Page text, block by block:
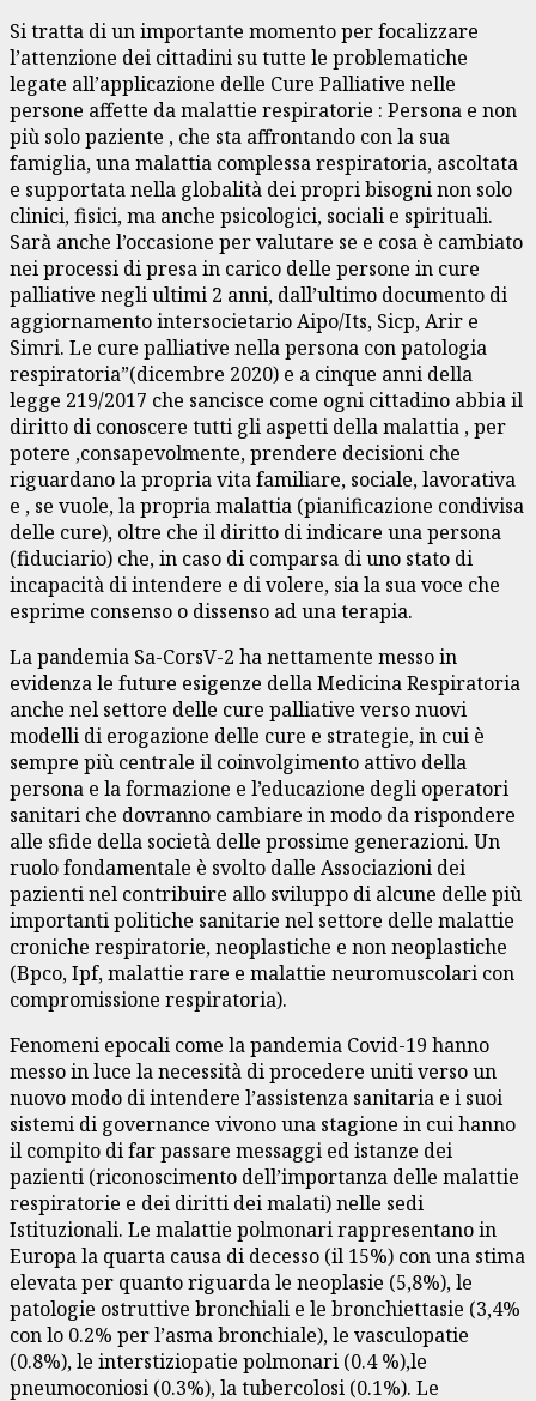
Si tratta di un importante momento per focalizzare
l’attenzione dei cittadini su tutte le problematiche
legate all’applicazione delle Cure Palliative nelle
persone affette da malattie respiratorie : Persona e non
più solo paziente , che sta affrontando con la sua
famiglia, una malattia complessa respiratoria, ascoltata
e supportata nella globalità dei propri bisogni non solo
clinici, fisici, ma anche psicologici, sociali e spirituali.
Sarà anche l’occasione per valutare se e cosa è cambiato
nei processi di presa in carico delle persone in cure
palliative negli ultimi 2 anni, dall’ultimo documento di
aggiornamento intersocietario Aipo/Its, Sicp, Arir e
Simri. Le cure palliative nella persona con patologia
respiratoria”(dicembre 2020) e a cinque anni della
legge 219/2017 che sancisce come ogni cittadino abbia il
diritto di conoscere tutti gli aspetti della malattia , per
potere ,consapevolmente, prendere decisioni che
riguardano la propria vita familiare, sociale, lavorativa
e , se vuole, la propria malattia (pianificazione condivisa
delle cure), oltre che il diritto di indicare una persona
(fiduciario) che, in caso di comparsa di uno stato di
incapacità di intendere e di volere, sia la sua voce che
esprime consenso o dissenso ad una terapia.
La pandemia Sa-CorsV-2 ha nettamente messo in
evidenza le future esigenze della Medicina Respiratoria
anche nel settore delle cure palliative verso nuovi
modelli di erogazione delle cure e strategie, in cui è
sempre più centrale il coinvolgimento attivo della
persona e la formazione e l’educazione degli operatori
sanitari che dovranno cambiare in modo da rispondere
alle sfide della società delle prossime generazioni. Un
ruolo fondamentale è svolto dalle Associazioni dei
pazienti nel contribuire allo sviluppo di alcune delle più
importanti politiche sanitarie nel settore delle malattie
croniche respiratorie, neoplastiche e non neoplastiche
(Bpco, Ipf, malattie rare e malattie neuromuscolari con
compromissione respiratoria).
Fenomeni epocali come la pandemia Covid-19 hanno
messo in luce la necessità di procedere uniti verso un
nuovo modo di intendere l’assistenza sanitaria e i suoi
sistemi di governance vivono una stagione in cui hanno
il compito di far passare messaggi ed istanze dei
pazienti (riconoscimento dell’importanza delle malattie
respiratorie e dei diritti dei malati) nelle sedi
Istituzionali. Le malattie polmonari rappresentano in
Europa la quarta causa di decesso (il 15%) con una stima
elevata per quanto riguarda le neoplasie (5,8%), le
patologie ostruttive bronchiali e le bronchiettasie (3,4%
con lo 0.2% per l’asma bronchiale), le vasculopatie
(0.8%), le interstiziopatie polmonari (0.4 %),le
pneumoconiosi (0.3%), la tubercolosi (0.1%). Le